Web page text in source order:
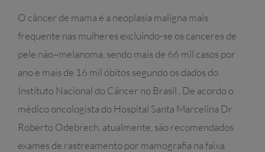
O câncer de mama é a neoplasia maligna mais
frequente nas mulheres excluindo-se os canceres de
pele não–melanoma, sendo mais de 66 mil casos por
ano e mais de 16 mil óbitos segundo os dados do
Instituto Nacional do Câncer no Brasil . De acordo o
médico oncologista do Hospital Santa Marcelina Dr
Roberto Odebrech, atualmente, são recomendados
exames de rastreamento por mamografia na faixa